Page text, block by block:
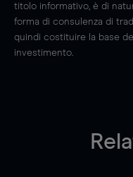
titolo informativo, è di
forma di consulenza di
quindi costituire la base
investimento.